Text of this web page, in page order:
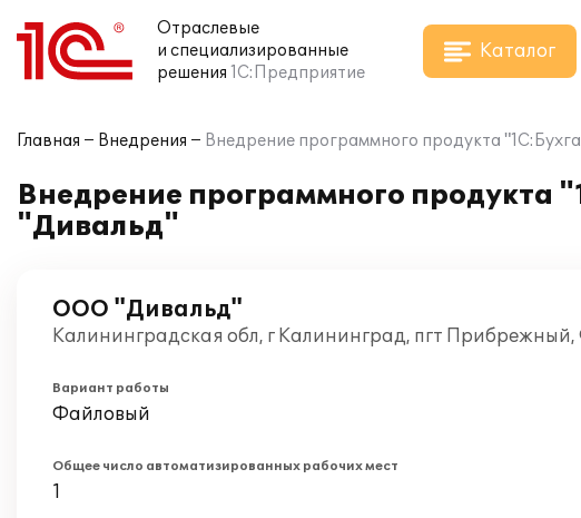
Отраслевые
и специализированные
решения 1С:Предприятие
Каталог
Главная Внедрения Внедрение программного продукта
Внедрение программного продукта
"Дивальд"
ООО "Дивальд"
Калининградская обл, г Калининград, пгт Прибрежный,
Вариант работы
Файловый
Общее число автоматизированных рабочих мест
1